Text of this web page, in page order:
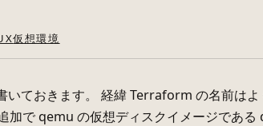
仮想環境
ておきます。 経緯 Terraform の名前は
加で qemu の仮想ディスクイメージである